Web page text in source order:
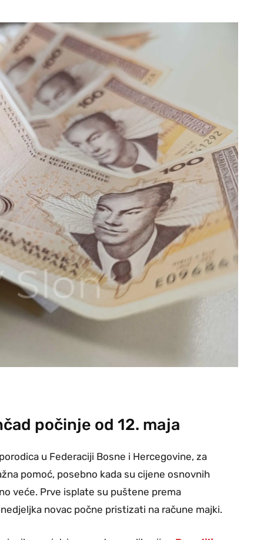
počinje od 12. maja
u Federaciji Bosne i Hercegovine, za
pomoć, posebno kada su cijene osnovnih
veće. Prve isplate su puštene prema
novac počne pristizati na račune majki.